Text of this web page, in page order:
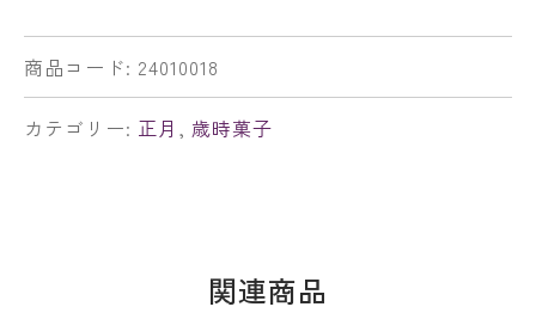
商品コード: 24010018
カテゴリー: 正月 , 歳時菓子
関連商品